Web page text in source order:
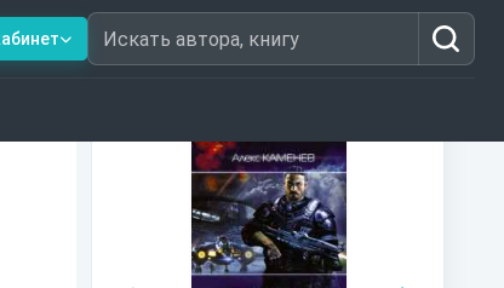
Искать автора, книгу
Книги из топ-100